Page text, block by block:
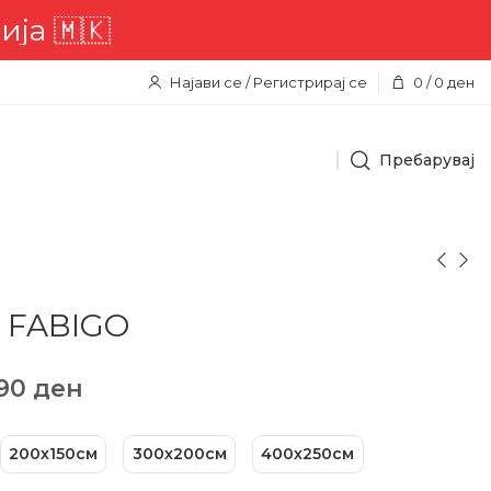
Најави се / Регистрирај се 0 / 0 ден
Пребарувај
ден
200х150см 300х200см 400х250см